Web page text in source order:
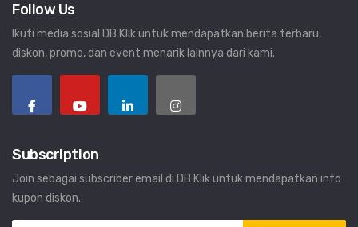
Follow Us
Ikuti media sosial DB Klik untuk mendapatkan berita terbaru,
diskon, promo, dan event menarik lainnya dari kami.
Subscription
Join sebagai subscriber email di DB Klik untuk mendapatkan info
kupon diskon.